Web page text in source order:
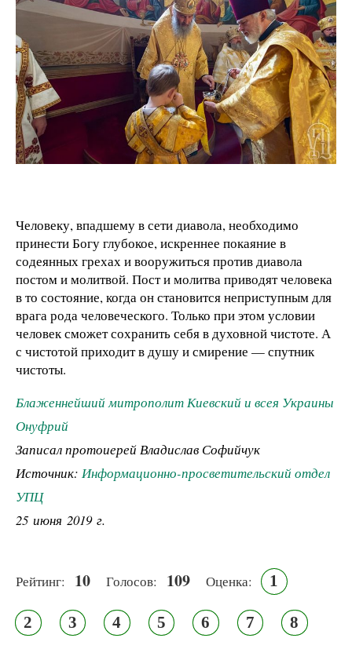
Человеку, впадшему в сети диавола, необходимо
принести Богу глубокое, искреннее покаяние в
содеянных грехах и вооружиться против диавола
постом и молитвой. Пост и молитва приводят человека
в то состояние, когда он становится неприступным для
врага рода человеческого. Только при этом условии
человек сможет сохранить себя в духовной чистоте. А
с чистотой приходит в душу и смирение — спутник
чистоты.
Блаженнейший митрополит Киевский и всея Украины
Онуфрий
Записал протоиерей Владислав Софийчук
Источник: Информационно-просветительский отдел
УПЦ
25 июня 2019 г.
Рейтинг: 10 Голосов: 109 Оценка: 1
2 3 4 5 6 7 8